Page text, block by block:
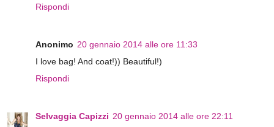
Rispondi
Anonimo 20 gennaio 2014 alle ore 11:33
I love bag! And coat!)) Beautiful!)
Rispondi
Selvaggia Capizzi 20 gennaio 2014 alle ore 22:11